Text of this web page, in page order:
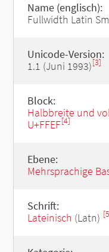
Name (englisch):
Fullwidth Latin
Unicode-Version:
1.1 (Juni 1993)[3]
Block:
Halbbreite und
U+FFEF[4]
Ebene:
Mehrsprachige
Schrift:
Lateinisch (Latn)